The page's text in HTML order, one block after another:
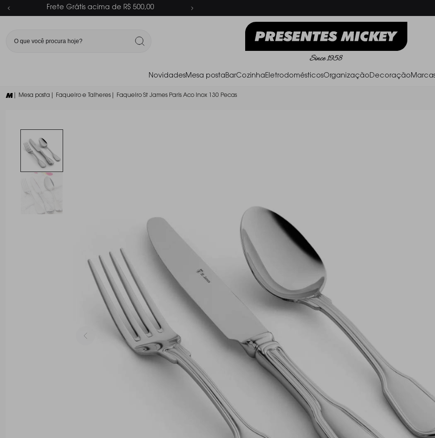
Parcelamento em até 6x sem juros
NovidadesMesa postaBarCozinhaEletrodomésticosOrganizaçãoDecoração
| Mesa posta | Faqueiro e Talheres | Faqueiro St James Paris Aco Inox 130 Pecas